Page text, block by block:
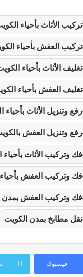
تركيب الأثاث بأحياء
تركيب العفش بأحياء
تغليف الأثاث بأحياء
تغليف العفش بأحياء
رفع وتنزيل الأثاث بأحياء
رفع وتنزيل العفش
فك وتركيب الأثاث بأحياء
فك وتركيب العفش
فك وتركيب العفش بمدن
نقل مطابخ بمدن الكويت
فيسبوك